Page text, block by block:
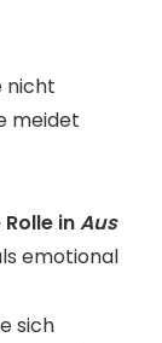
nicht
meidet
inAus
emotional
sich